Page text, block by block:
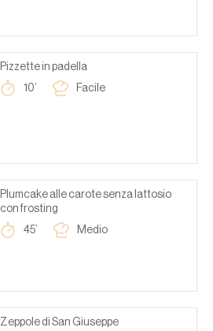
Pizzette in padella
10’
Facile
Plumcake alle carote senza lattosio
con frosting
45’
Medio
Zeppole di San Giuseppe